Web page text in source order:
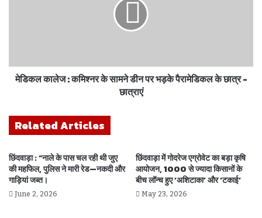
मेडिकल कालेज : कमिश्नर के सामने डीन पर भड़के पैरामेडिकल के छात्र -
छात्राएं
Related Articles
छिंदवाड़ा : “नाले के पास चल रही थी जुए
की महफिल, पुलिस ने मारी रेड—नकदी और
गाड़ियां जब्त।
June 2, 2026
छिंदवाड़ा में गोदरेज एग्रोवेट का बड़ा कृषि
आयोजन, 1000 से ज्यादा किसानों के
बीच लॉन्च हुए ‘अशिटाका’ और ‘टकाई’
May 23, 2026